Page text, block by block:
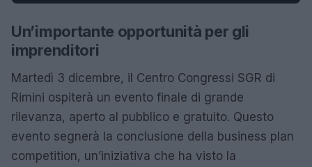
Un’importante opportunità per gli
imprenditori
Martedì 3 dicembre, il Centro Congressi SGR di
Rimini ospiterà un evento finale di grande
rilevanza, aperto al pubblico e gratuito. Questo
evento segnerà la conclusione della business plan
competition, un’iniziativa che ha visto la